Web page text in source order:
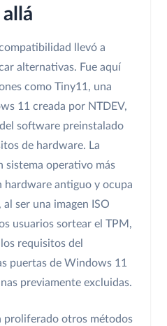
llevó a
alternativas. Fue aquí
como Tiny11, una
11 creada por NTDEV,
software preinstalado
de hardware. La
sistema operativo más
hardware antiguo y ocupa
ser una imagen ISO
usuarios sortear el TPM,
requisitos del
puertas de Windows 11
previamente excluidas.
proliferado otros métodos